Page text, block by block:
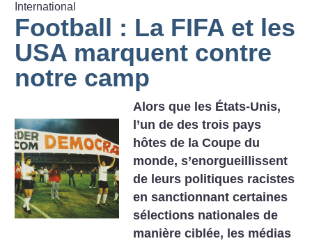
International
Football : La FIFA et les
USA marquent contre
notre camp
Alors que les États-Unis,
l’un de des trois pays
hôtes de la Coupe du
monde, s’enorgueillissent
de leurs politiques racistes
en sanctionnant certaines
sélections nationales de
manière ciblée, les médias